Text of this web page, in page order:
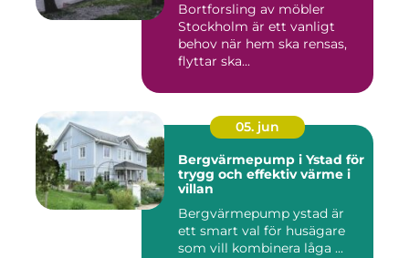
Bortforsling av möbler
Stockholm är ett vanligt
behov när hem ska rensas,
flyttar ska...
05. jun
Bergvärmepump i Ystad för
trygg och effektiv värme i
villan
Bergvärmepump ystad är
ett smart val för husägare
som vill kombinera låga ...